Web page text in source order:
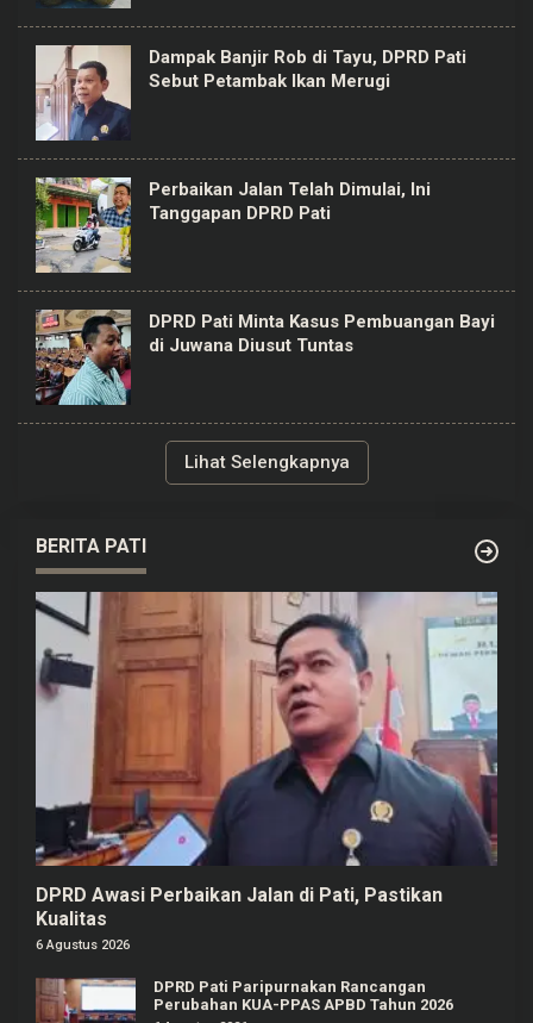
Dampak Banjir Rob di Tayu, DPRD Pati
Sebut Petambak Ikan Merugi
Perbaikan Jalan Telah Dimulai, Ini
Tanggapan DPRD Pati
DPRD Pati Minta Kasus Pembuangan Bayi
di Juwana Diusut Tuntas
Lihat Selengkapnya
BERITA PATI
DPRD Awasi Perbaikan Jalan di Pati, Pastikan
Kualitas
6 Agustus 2026
DPRD Pati Paripurnakan Rancangan
Perubahan KUA-PPAS APBD Tahun 2026